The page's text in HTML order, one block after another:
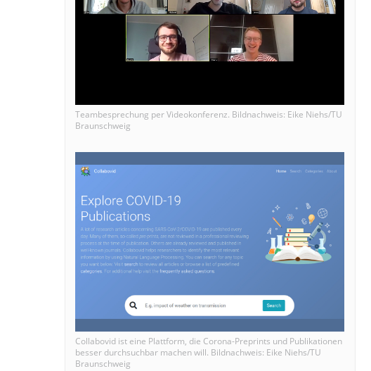
Teambesprechung per Videokonferenz. Bildnachweis: Eike Niehs/TU
Braunschweig
Collabovid ist eine Plattform, die Corona-Preprints und Publikationen
besser durchsuchbar machen will. Bildnachweis: Eike Niehs/TU
Braunschweig